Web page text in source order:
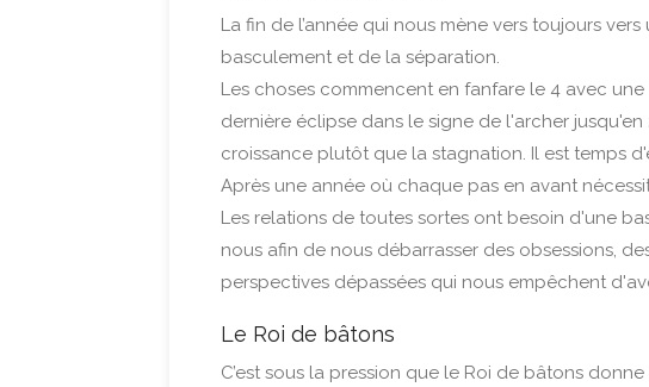
La fin de l’année qui nous mène vers toujours
basculement et de la séparation.
Les choses commencent en fanfare le 4 avec
dernière éclipse dans le signe de l'archer
croissance plutôt que la stagnation. Il est temps
Après une année où chaque pas en avant
Les relations de toutes sortes ont besoin d'une
nous afin de nous débarrasser des obsessions,
perspectives dépassées qui nous empêchent
Le Roi de bâtons
C’est sous la pression que le Roi de bâtons